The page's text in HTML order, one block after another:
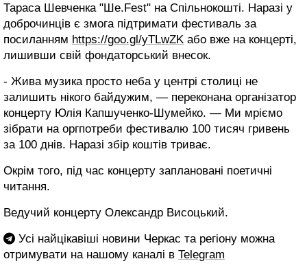
Тараса Шевченка "Ше.Fest" на Спільнокошті. Наразі у
доброчинців є змога підтримати фестиваль за
посиланням https://goo.gl/yTLwZK або вже на концерті,
лишивши свій фондаторський внесок.
- Жива музика просто неба у центрі столиці не
залишить нікого байдужим, — переконана організатор
концерту Юлія Капшученко-Шумейко. — Ми мріємо
зібрати на оргпотреби фестивалю 100 тисяч гривень
за 100 днів. Наразі збір коштів триває.
Окрім того, під час концерту заплановані поетичні
читання.
Ведучий концерту Олександр Висоцький.
Усі найцікавіші новини Черкас та регіону можна
отримувати на нашому каналі в Telegram